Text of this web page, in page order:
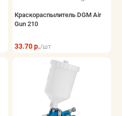
Краскораспылитель DGM Air
Gun 210
33.70 р./шт